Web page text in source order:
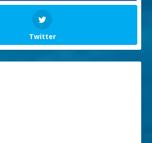
Twitter